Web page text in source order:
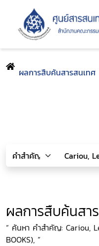
ผลการสืบค้นสารสนเทศ
ผลการสืบค้นสา
“ ค้นหา คำสำคัญ: Cariou,
BOOKS), ”